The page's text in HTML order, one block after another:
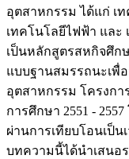
อุตสาหกรรม ได้แก่ เ
เทคโนโลยีไฟฟ้า แล
เป็นหลักสูตรสหกิจศึก
แบบฐานสมรรถนะเพื่
อุตสาหกรรม โครงกา
การศึกษา 2551 -
ผ่านการเทียบโอนเป็น
บทความนี้ได้นำเสนอ